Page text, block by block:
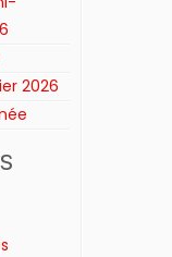
2026